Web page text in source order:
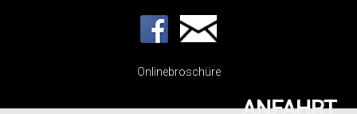
Onlinebroschüre
ANFAHRT